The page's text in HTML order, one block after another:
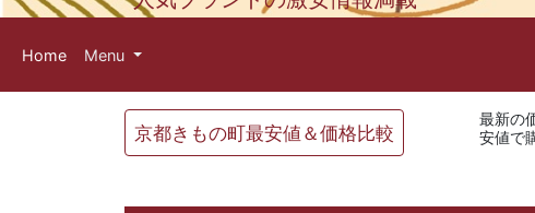
Home Menu
京都きもの町最安値＆価格比較
最新の
安値で